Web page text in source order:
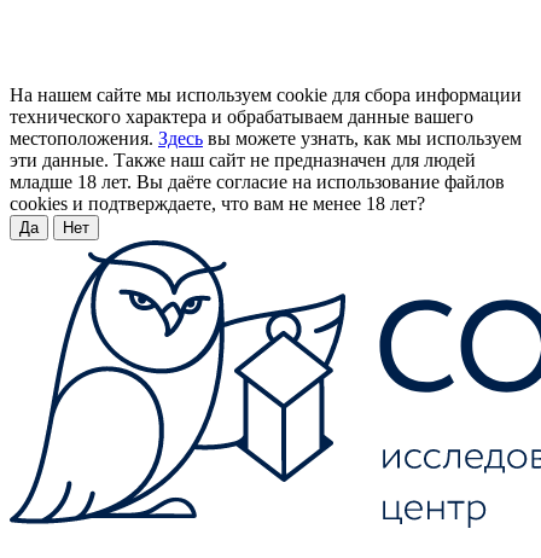
На нашем сайте мы используем cookie для сбора информации
технического характера и обрабатываем данные вашего
местоположения. Здесь вы можете узнать, как мы используем
эти данные. Также наш сайт не предназначен для людей
младше 18 лет. Вы даёте согласие на использование файлов
cookies и подтверждаете, что вам не менее 18 лет?
Да Нет